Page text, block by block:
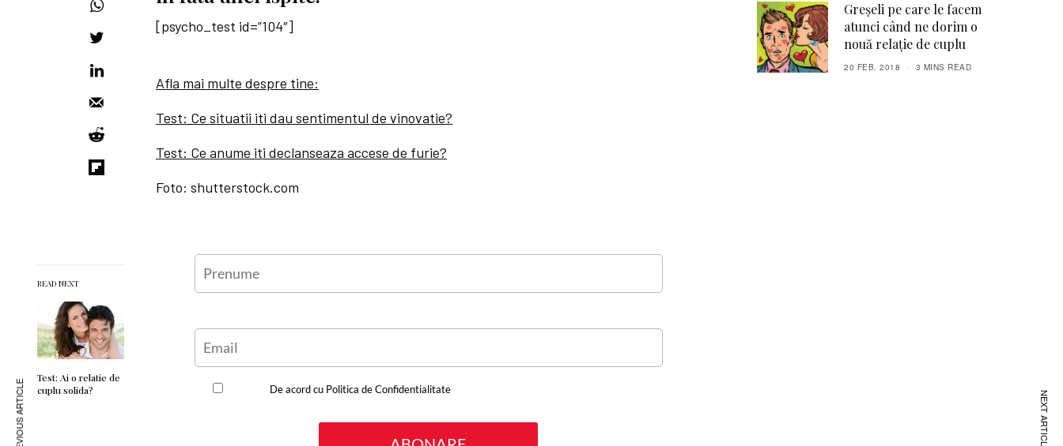
READ NEXT
Test: Ai o relatie de
cuplu solida?
[psycho_test id=”104″]
Afla mai multe despre tine:
Test: Ce situatii iti dau sentimentul de vinovatie?
Test: Ce anume iti declanseaza accese de furie?
Foto: shutterstock.com
Greșeli pe care le facem
atunci când ne dorim o
nouă relație de cuplu
20 FEB. 2018 3 MINS READ
PREVIOUS ARTICLE NEXT ARTICLE